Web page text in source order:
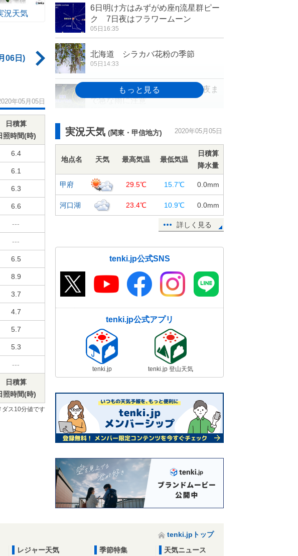
況天気
06日)
年05月05日
日積算
照時間(時)
6.4
6.1
6.3
6.6
---
---
6.5
8.9
3.7
4.7
5.7
5.3
---
日積算
照時間(時)
ス10分値です
6日明け方はみずがめ座η流星群ピー
ク 7日夜はフラワームーン
05日16:35
北海道 シラカバ花粉の季節
05日14:33
関東 雨雲が湧いてきました 夜ま
で急な雨に注意
週間予報 土日は荒天で雨量が多く
午後は急な雷雨 日本海側の気温は
昨日より大幅に低く
05日08:13
実況天気 (関東・甲信地方) 2020年05月05日
地点名 天気 最高気温 最低気温
日積算
降水量
甲府 29.5℃ 15.7℃ 0.0mm
河口湖 23.4℃ 10.9℃ 0.0mm
詳しく見る
tenki.jp公式SNS
tenki.jp公式アプリ
tenki.jp tenki.jp 登山天気
tenki.jpトップ
レジャー天気
季節特集
天気ニュース